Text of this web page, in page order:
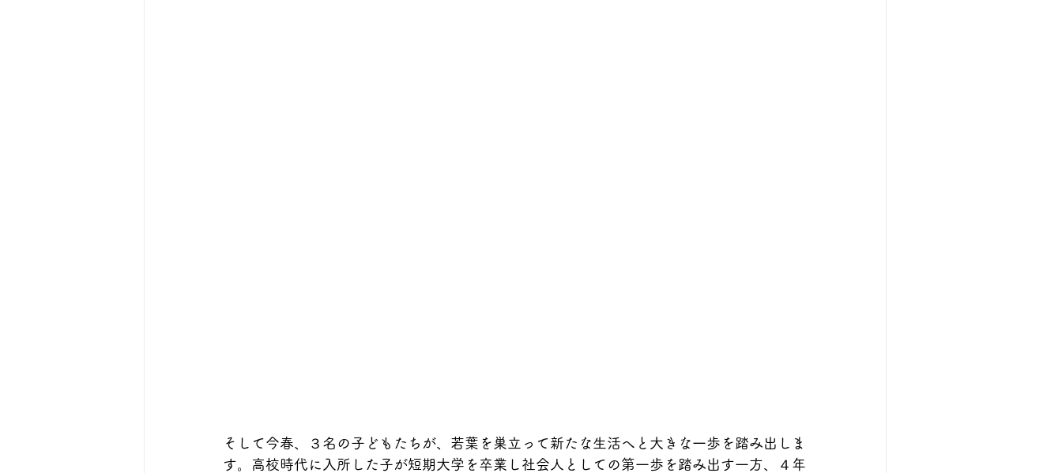
そして今春、３名の子どもたちが、若葉を巣立って新たな生活へと大きな一歩を踏み出しま
す。高校時代に入所した子が短期大学を卒業し社会人としての第一歩を踏み出す一方、４年